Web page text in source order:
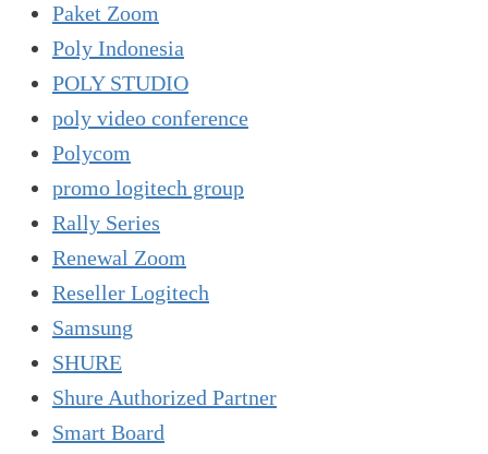
Paket Zoom
Poly Indonesia
POLY STUDIO
poly video conference
Polycom
promo logitech group
Rally Series
Renewal Zoom
Reseller Logitech
Samsung
SHURE
Shure Authorized Partner
Smart Board